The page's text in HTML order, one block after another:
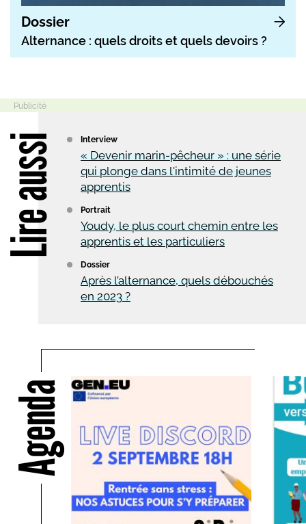
Dossier
Alternance : quels droits et quels devoirs ?
Interview
« Devenir marin-pêcheur » : une série
qui plonge dans l'intimité de jeunes
apprentis
Portrait
Youdy, le plus court chemin entre les
apprentis et les particuliers
Dossier
Après l’alternance, quels débouchés
en 2023 ?
Agenda